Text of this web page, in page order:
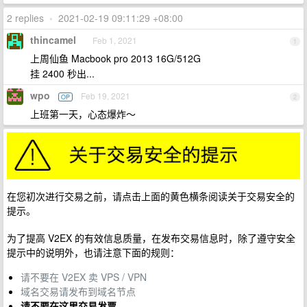
2 replies • 2021-02-19 09:11:29 +08:00
1
thincamel Feb 1, 2021
上周仙鱼 Macbook pro 2013 16G/512G
挂 2400 秒出...
2
wpo OP Feb 19, 2021
上班第一天，心态爆炸～
在您初次进行交易之前，请点击上面的黄色横条阅读关于交易安全的
提示。
为了提高 V2EX 的有效信息质量，在发布交易信息时，除了遵守安全
提示中的说明外，也请注意下面的规则：
请不要在 V2EX 卖 VPS / VPN
域名交易请发布到域名节点